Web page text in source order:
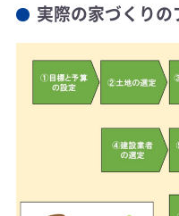
実際の家づくり